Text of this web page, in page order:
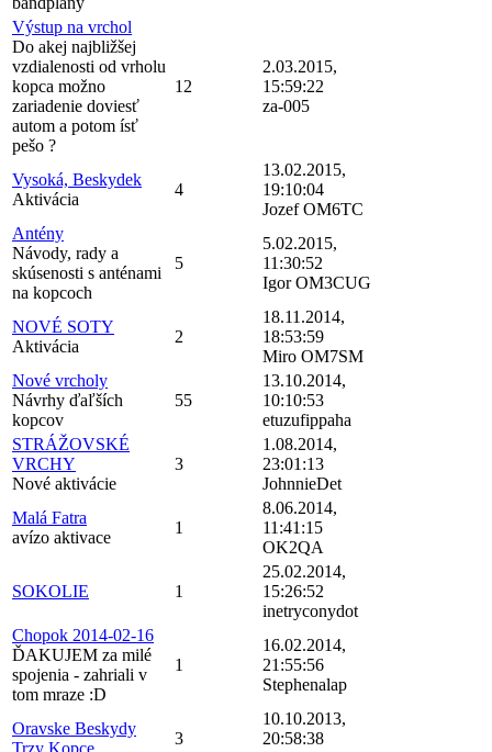
Výstup na vrchol
Do akej najbližšej
vzdialenosti od vrholu
kopca možno
zariadenie doviesť
autom a potom ísť
pešo ?
12
2.03.2015,
15:59:22
za-005
Vysoká, Beskydek
Aktivácia
4
13.02.2015,
19:10:04
Jozef OM6TC
Antény
Návody, rady a
skúsenosti s anténami
na kopcoch
5
5.02.2015,
11:30:52
Igor OM3CUG
NOVÉ SOTY
Aktivácia
2
18.11.2014,
18:53:59
Miro OM7SM
Nové vrcholy
Návrhy ďaľších
kopcov
55
13.10.2014,
10:10:53
etuzufippaha
STRÁŽOVSKÉ
VRCHY
Nové aktivácie
3
1.08.2014,
23:01:13
JohnnieDet
Malá Fatra
avízo aktivace
1
8.06.2014,
11:41:15
OK2QA
SOKOLIE 1
25.02.2014,
15:26:52
inetryconydot
Chopok 2014-02-16
ĎAKUJEM za milé
spojenia - zahriali v
tom mraze :D
1
16.02.2014,
21:55:56
Stephenalap
Oravske Beskydy
Trzy Kopce
3
10.10.2013,
20:58:38